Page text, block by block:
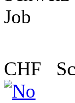
CHF